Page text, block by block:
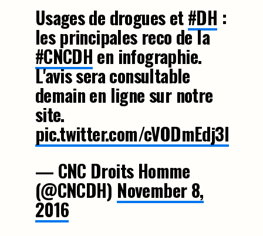
Usages de drogues et#DH :
les principales reco de la
#CNCDH en infographie.
L'avis sera consultable
demain en ligne sur notre
site.
pic.twitter.com/cVODmEdj3I
— CNC Droits Homme
(@CNCDH) November 8,
2016